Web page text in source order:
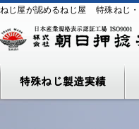
ねじ屋が認めるねじ屋 特殊ねじ